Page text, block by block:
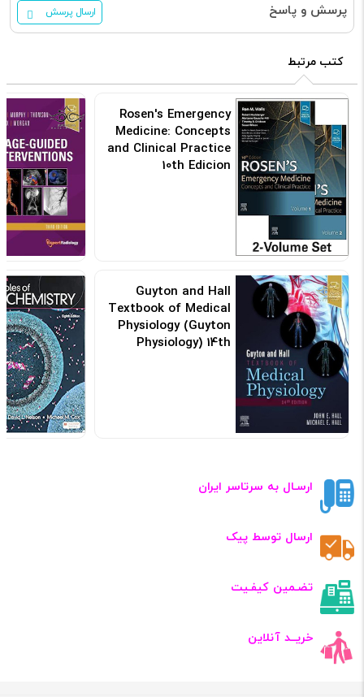
پرسش و پاسخ ارسال پرسش
کتب مرتبط
Rosen's Emergency
Medicine: Concepts
and Clinical Practice
10th Edicion
Guyton and Hall
Textbook of Medical
Physiology (Guyton
Physiology) 14th
ارسـال به سرتاسر ایران
ارسال توسط پیک
تضـمین کیفـیت
خریــد آنلاین